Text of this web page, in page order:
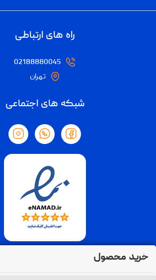
خرید محصول
راه های ارتباطی
02188880045
تهران
شبکه های اجتماعی